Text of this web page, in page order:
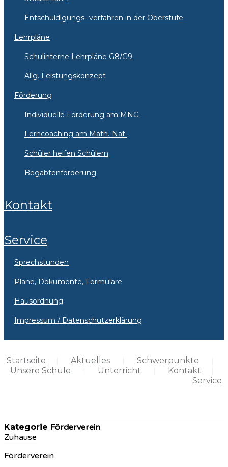
Entschuldigungs- verfahren in der Oberstufe
Lehrpläne
Schulinterne Lehrpläne G8/G9
Allg. Leistungskonzept
Förderung
Individuelle Förderung am MNG
Lerncoaching am Math.-Nat.
Schüler helfen Schülern
Begabtenförderung
Kontakt
Service
Sprechstunden
Pläne, Dokumente, Formulare
Hausordnung
Impressum / Datenschutzerklärung
Startseite Aktuelles
Schwerpunkte
Unsere Schule
Unterricht
Kontakt
Service
Kategorie Förderverein
Zuhause
Förderverein